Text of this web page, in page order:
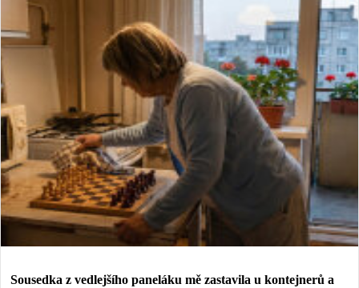
Sousedka z vedlejšího paneláku mě zastavila u kontejnerů a